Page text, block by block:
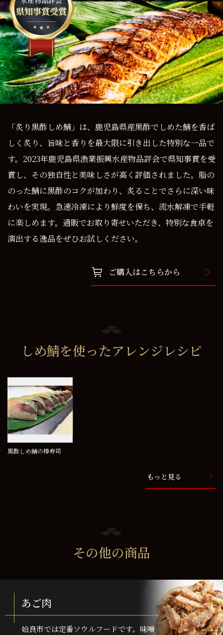
「炙り黒酢しめ鯖」は、鹿児島県産黒酢でしめた鯖を香ば
しく炙り、旨味と香りを最大限に引き出した特別な一品で
す。2023年鹿児島県漁業振興水産物品評会で県知事賞を受
賞し、その独自性と美味しさが高く評価されました。脂の
のった鯖に黒酢のコクが加わり、炙ることでさらに深い味
わいを実現。急速冷凍により鮮度を保ち、流水解凍で手軽
に楽しめます。通販でお取り寄せいただき、特別な食卓を
演出する逸品をぜひお試しください。
ご購入はこちらから
しめ鯖を使ったアレンジレシピ
黒酢しめ鯖の棒寿司
もっと見る
その他の商品
あご肉
姶良市では定番ソウルフードです。味噌